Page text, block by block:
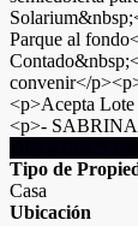
Parque al
convenir</
<p>Acepta Lote
<p>-
Tipo de
Casa
Ubicación